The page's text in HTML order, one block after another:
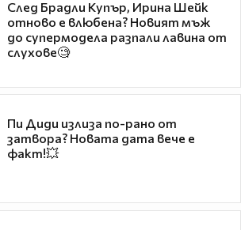
След Брадли Купър, Ирина Шейк
отново е влюбена? Новият мъж
до супермодела разпали лавина от
слухове🧐
Пи Диди излиза по-рано от
затвора? Новата дата вече е
факт!💥